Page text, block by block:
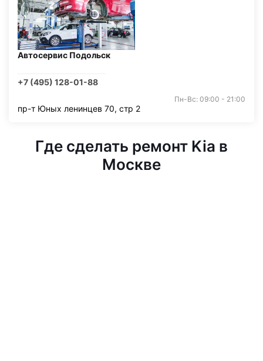
Автосервис Подольск
+7 (495) 128-01-88
Пн-Вс: 09:00 - 21:00
пр-т Юных ленинцев 70, стр 2
Где сделать ремонт Kia в
Москве